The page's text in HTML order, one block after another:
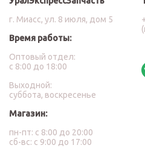
г. Миасс, ул. 8 июля, дом 5
Время работы:
Оптовый отдел:
с 8:00 до 18:00
Выходной:
суббота, воскресенье
Магазин:
пн-пт: с 8:00 до 20:00
сб-вс: с 9:00 до 17:00